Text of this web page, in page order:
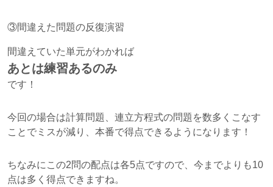
③間違えた問題の反復演習
間違えていた単元がわかれば
あとは練習あるのみ
です！
今回の場合は計算問題、連立方程式の問題を数多くこなす
ことでミスが減り、本番で得点できるようになります！
ちなみにこの2問の配点は各5点ですので、今までよりも10
点は多く得点できますね。